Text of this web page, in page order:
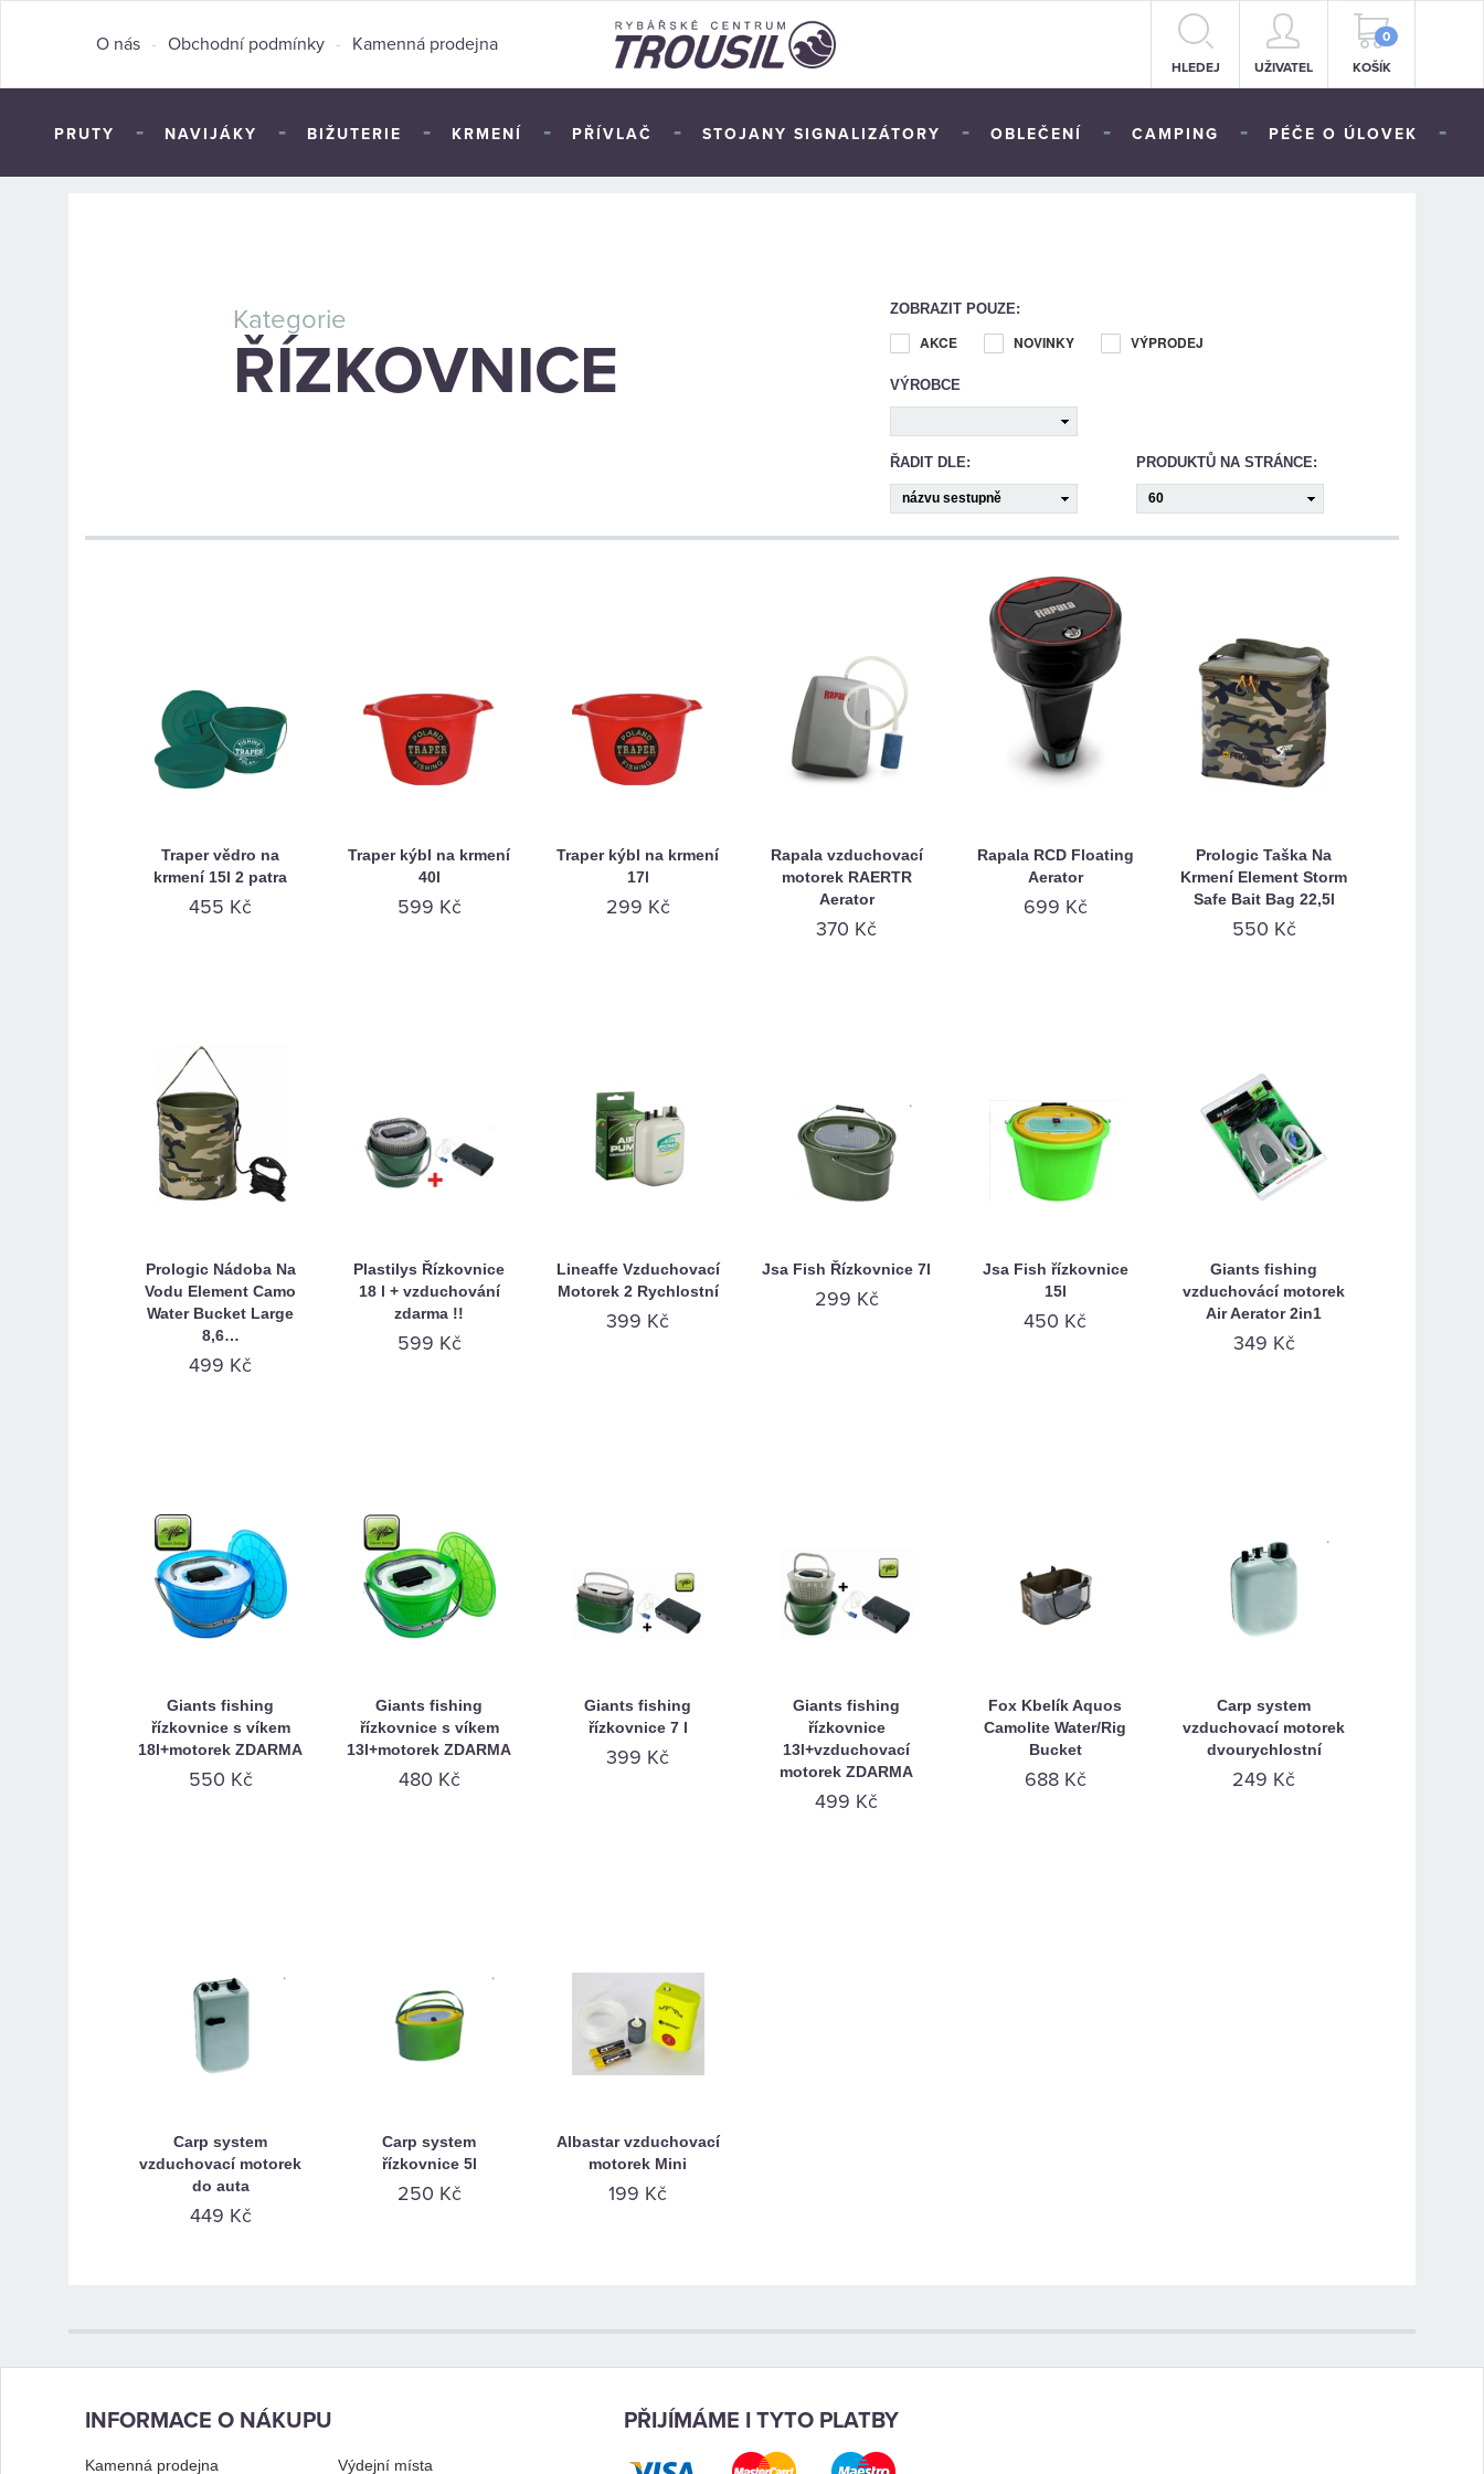
O nás - Obchodní podmínky - Kamenná prodejna
HLEDEJ UŽIVATEL
0
KOŠÍK
PRUTY - NAVIJÁKY - BIŽUTERIE - KRMENÍ - PŘÍVLAČ - STOJANY SIGNALIZÁTORY - OBLEČENÍ - CAMPING - PÉČE O ÚLOVEK -
Kategorie
ŘÍZKOVNICE
ZOBRAZIT POUZE:
AKCE NOVINKY VÝPRODEJ
VÝROBCE
ŘADIT DLE: PRODUKTŮ NA STRÁNCE:
Traper vědro na
krmení 15l 2 patra
455 Kč
Traper kýbl na krmení
40l
599 Kč
Traper kýbl na krmení
17l
299 Kč
Rapala vzduchovací
motorek RAERTR
Aerator
370 Kč
Rapala RCD Floating
Aerator
699 Kč
Prologic Taška Na
Krmení Element Storm
Safe Bait Bag 22,5l
550 Kč
Prologic Nádoba Na
Vodu Element Camo
Water Bucket Large
8,6…
499 Kč
Plastilys Řízkovnice
18 l + vzduchování
zdarma !!
599 Kč
Lineaffe Vzduchovací
Motorek 2 Rychlostní
399 Kč
Jsa Fish Řízkovnice 7l
299 Kč
Jsa Fish řízkovnice
15l
450 Kč
Giants fishing
vzduchovácí motorek
Air Aerator 2in1
349 Kč
Giants fishing
řízkovnice s víkem
18l+motorek ZDARMA
550 Kč
Giants fishing
řízkovnice s víkem
13l+motorek ZDARMA
480 Kč
Giants fishing
řízkovnice 7 l
399 Kč
Giants fishing
řízkovnice
13l+vzduchovací
motorek ZDARMA
499 Kč
Fox Kbelík Aquos
Camolite Water/Rig
Bucket
688 Kč
Carp system
vzduchovací motorek
dvourychlostní
249 Kč
Carp system
vzduchovací motorek
do auta
449 Kč
Carp system
řízkovnice 5l
250 Kč
Albastar vzduchovací
motorek Mini
199 Kč
INFORMACE O NÁKUPU
Kamenná prodejna Výdejní místa
PŘIJÍMÁME I TYTO PLATBY